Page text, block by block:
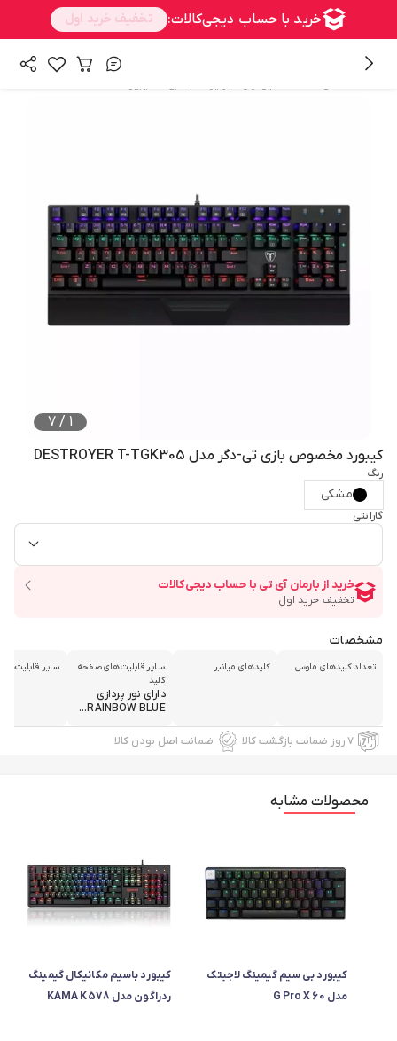
1
/
7
کیبورد مخصوص بازی تی-دگر مدل DESTROYER T-TGK305
رنگ
مشکی
گارانتی
مشخصات
تعداد کلیدهای ماوس کلیدهای میانبر
سایر قابلیت‌های صفحه
کلید
دارای نور پردازی
RAINBOW BLUE...
سایر
۷ روز ضمانت بازگشت کالا ضمانت اصل بودن کالا
محصولات مشابه
کیبورد بی سیم گیمینگ لاجیتک
مدل G Pro X 60
کیبورد باسیم مکانیکال گیمینگ
ردراگون مدل KAMA K578